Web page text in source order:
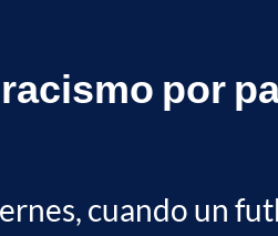
por
cuando un